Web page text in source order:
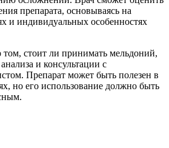
препарата, основываясь на
и индивидуальных особенностях
стоит ли принимать мельдоний,
и консультации с
Препарат может быть полезен в
но его использование должно быть